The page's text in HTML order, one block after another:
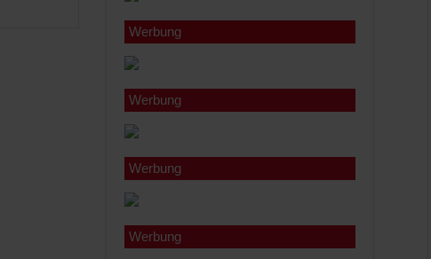
Werbung
Werbung
Werbung
Werbung